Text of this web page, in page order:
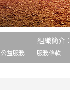
組織簡介：
公益服務 服務條款